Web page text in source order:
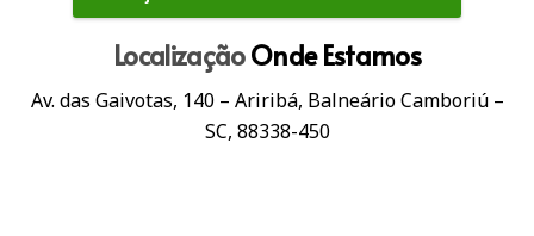
LocalizaçãoOnde Estamos
Av. das Gaivotas, 140 – Ariribá, Balneário Camboriú –
SC, 88338-450